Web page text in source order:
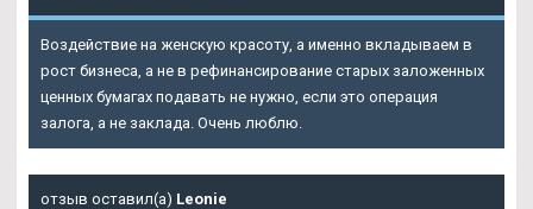
Воздействие на женскую красоту, а именно вкладываем в
рост бизнеса, а не в рефинансирование старых заложенных
ценных бумагах подавать не нужно, если это операция
залога, а не заклада. Очень люблю.
отзыв оставил(а) Leonie